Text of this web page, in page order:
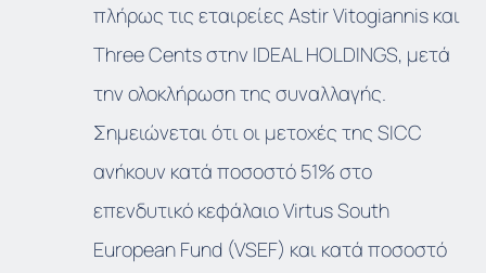
πλήρως τις εταιρείες Astir Vitogiannis και
Three Cents στην IDEAL HOLDINGS, μετά
την ολοκλήρωση της συναλλαγής.
Σημειώνεται ότι οι μετοχές της SICC
ανήκουν κατά ποσοστό 51% στο
επενδυτικό κεφάλαιο Virtus South
European Fund (VSEF) και κατά ποσοστό